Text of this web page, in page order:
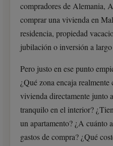
compradores de Alemania,
comprar una vivienda en
residencia, propiedad
jubilación o inversión a
Pero justo en ese punto
¿Qué zona encaja
vivienda directamente junto
tranquilo en el interior?
un apartamento? ¿A cuánto
gastos de compra? ¿Qué